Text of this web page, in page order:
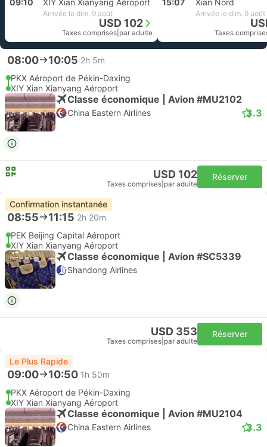
09:10 XIY Xian Xianyang Aéroport
Arrivée le dim. 9 août
USD 102
Taxes comprises par adulte
15:07 Xian Nord
Arrivée le dim. 9 août
Taxes
08:00 10:05 2h 5m
PKX Aéroport de Pékin-Daxing
XIY Xian Xianyang Aéroport
Classe économique | Avion #MU2102
China Eastern Airlines 3.3
USD 102
Taxes comprises par adulte
Réserver
Confirmation instantanée
08:55 11:15 2h 20m
PEK Beijing Capital Aéroport
XIY Xian Xianyang Aéroport
Classe économique | Avion #SC5339
Shandong Airlines
USD 353
Taxes comprises par adulte
Réserver
Le Plus Rapide
09:00 10:50 1h 50m
PKX Aéroport de Pékin-Daxing
XIY Xian Xianyang Aéroport
Classe économique | Avion #MU2104
China Eastern Airlines 3.3